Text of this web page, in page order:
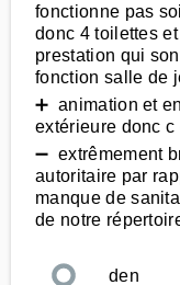
fonctionne pas
donc 4 toilettes
prestation qui
fonction salle de
➕ animation et
extérieure donc c
➖ extrêmement
autoritaire par
manque de
de notre
den